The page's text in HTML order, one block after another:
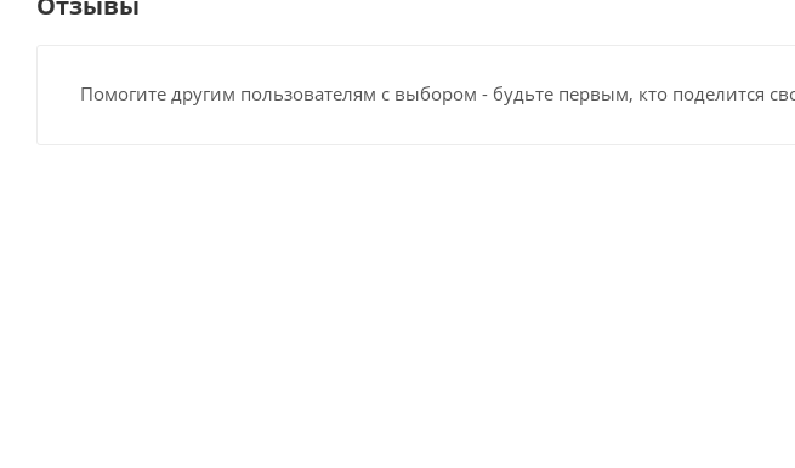
Помогите другим пользователям с выбором - будьте первым, кто поделится